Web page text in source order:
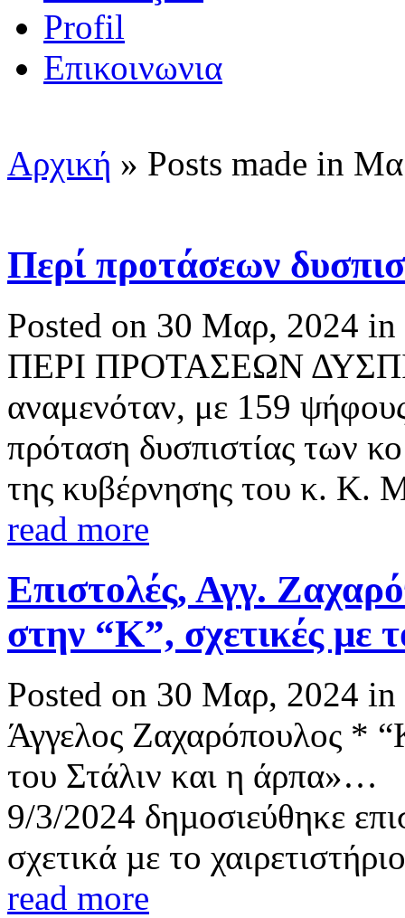
Profil
Επικοινωνια
Αρχική » Posts made in
Περί προτάσεων
Posted on 30 Μαρ, 2024 in
ΠΕΡΙ ΠΡΟΤΑΣΕΩΝ
αναμενόταν, με 159
πρόταση δυσπιστίας των
της κυβέρνησης του κ. Κ.
read more
Επιστολές, Αγγ.
στην “Κ”, σχετικές με
Posted on 30 Μαρ, 2024 in
Άγγελος Ζαχαρόπουλος *
του Στάλιν και η άρπα»…
9/3/2024 δηµοσιεύθηκε
σχετικά µε το
read more